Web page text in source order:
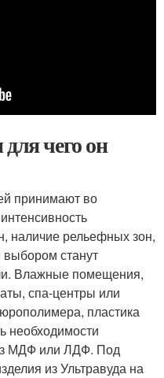
чего он
принимают во
наличие рельефных зон,
станут
Влажные помещения,
спа-центры или
пластика
необходимости
МДФ или ЛДФ. Под
из Ультравуда на